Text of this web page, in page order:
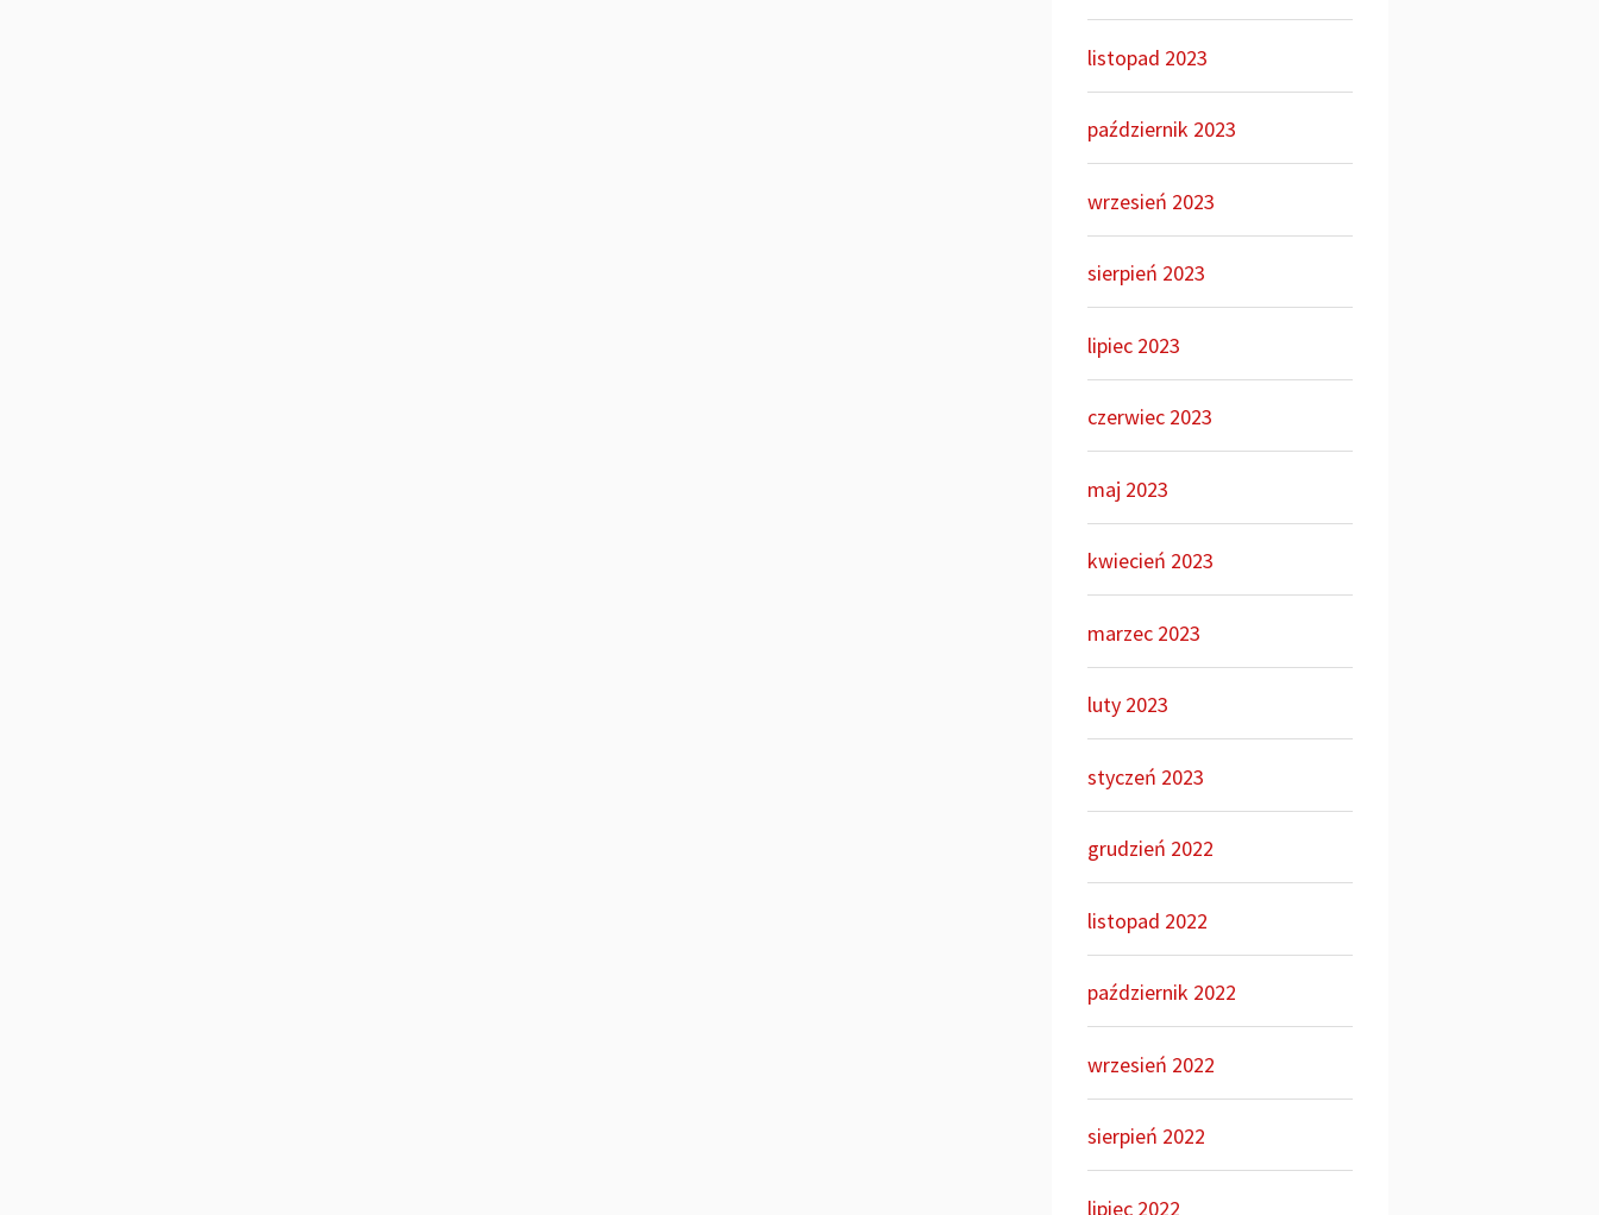
listopad 2023
październik 2023
wrzesień 2023
sierpień 2023
lipiec 2023
czerwiec 2023
maj 2023
kwiecień 2023
marzec 2023
luty 2023
styczeń 2023
grudzień 2022
listopad 2022
październik 2022
wrzesień 2022
sierpień 2022
lipiec 2022